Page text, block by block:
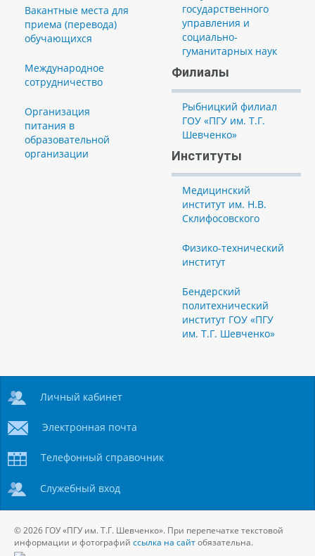
Вакантные места для
приема (перевода)
обучающихся
Международное
сотрудничество
Организация
питания в
образовательной
организации
государственного
управления и
социально-
гуманитарных наук
Филиалы
Рыбницкий филиал
ГОУ «ПГУ им. Т.Г.
Шевченко»
Институты
Медицинский
институт им. Н.В.
Склифосовского
Физико-технический
институт
Бендерский
политехнический
институт ГОУ «ПГУ
им. Т.Г. Шевченко»
Личный кабинет
Электронная почта
Телефонный справочник
Служебный вход
© 2026 ГОУ «ПГУ им. Т.Г. Шевченко». При перепечатке текстовой
информации и фотографий ссылка на сайтобязательна.